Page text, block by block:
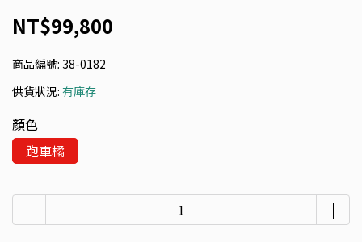
NT$99,800
商品編號: 38-0182
供貨狀況: 有庫存
顏色
跑車橘